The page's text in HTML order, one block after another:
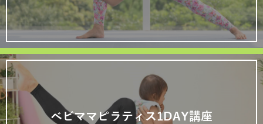
ベビママピラティス1DAY講座